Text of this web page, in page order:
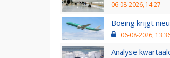
06-08-2026, 14:27
Boeing krijgt
06-08-2026, 13:36
Analyse